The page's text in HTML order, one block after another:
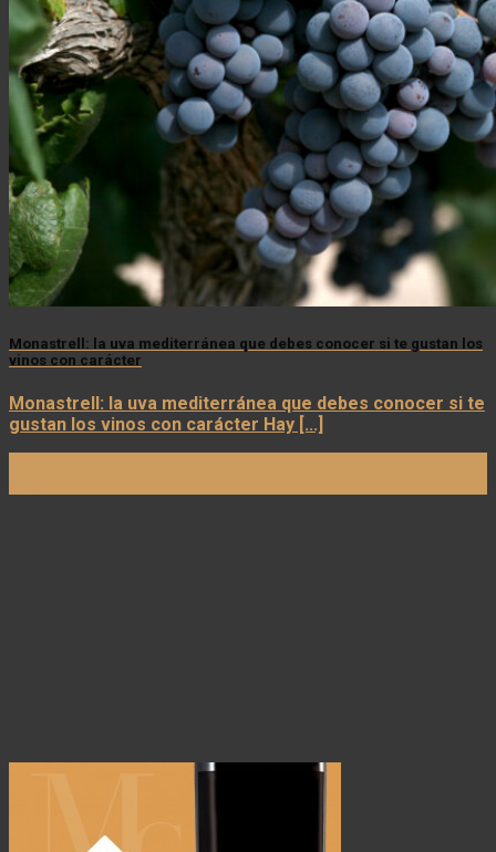
Monastrell: la uva mediterránea que debes conocer si te gustan los
vinos con carácter
Monastrell: la uva mediterránea que debes conocer si te
gustan los vinos con carácter Hay [...]